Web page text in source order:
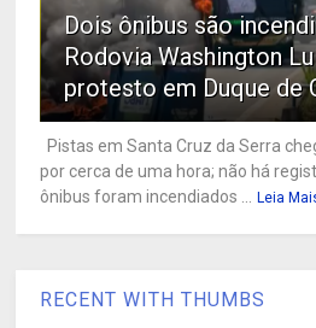
Dois ônibus são
Rodovia Washington
protesto em Duque de
Pistas em Santa Cruz da Serra
por cerca de uma hora; não há
ônibus foram incendiados ...
Leia
RECENT WITH THUMBS